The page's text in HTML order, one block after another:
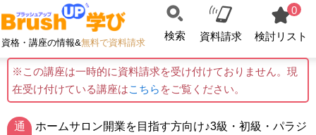
資格・講座の情報&無料で資料請求
検索 資料請求
0
検討リスト
※この講座は一時的に資料請求を受け付けておりません。現
在受け付けている講座はこちら をご覧ください。
通
ホームサロン開業を目指す方向け♪3級・初級・パラジ